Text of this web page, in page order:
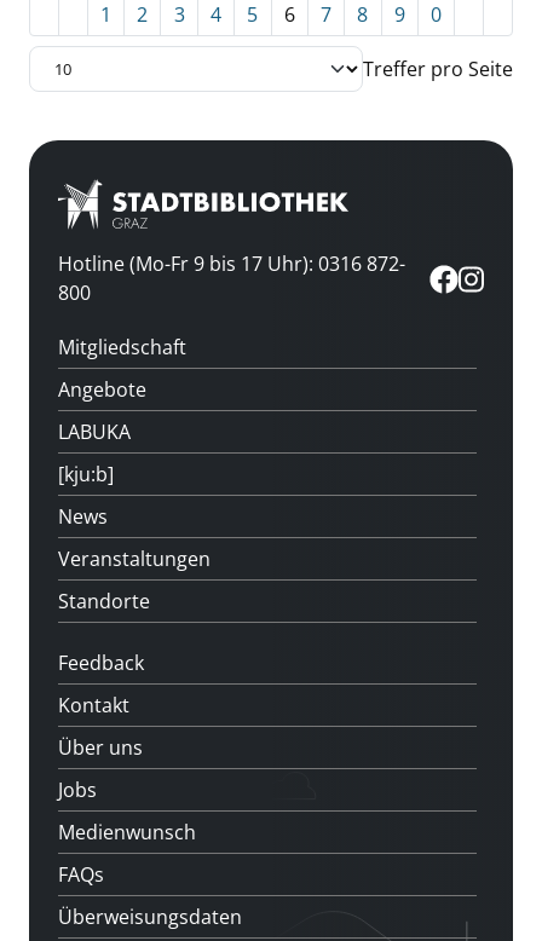
1
2
3
4
5
6
7
8
9
0
Treffer pro Seite
Hotline (Mo-Fr 9 bis 17 Uhr): 0316 872-
800
Mitgliedschaft
Angebote
LABUKA
[kju:b]
News
Veranstaltungen
Standorte
Feedback
Kontakt
Über uns
Jobs
Medienwunsch
FAQs
Überweisungsdaten